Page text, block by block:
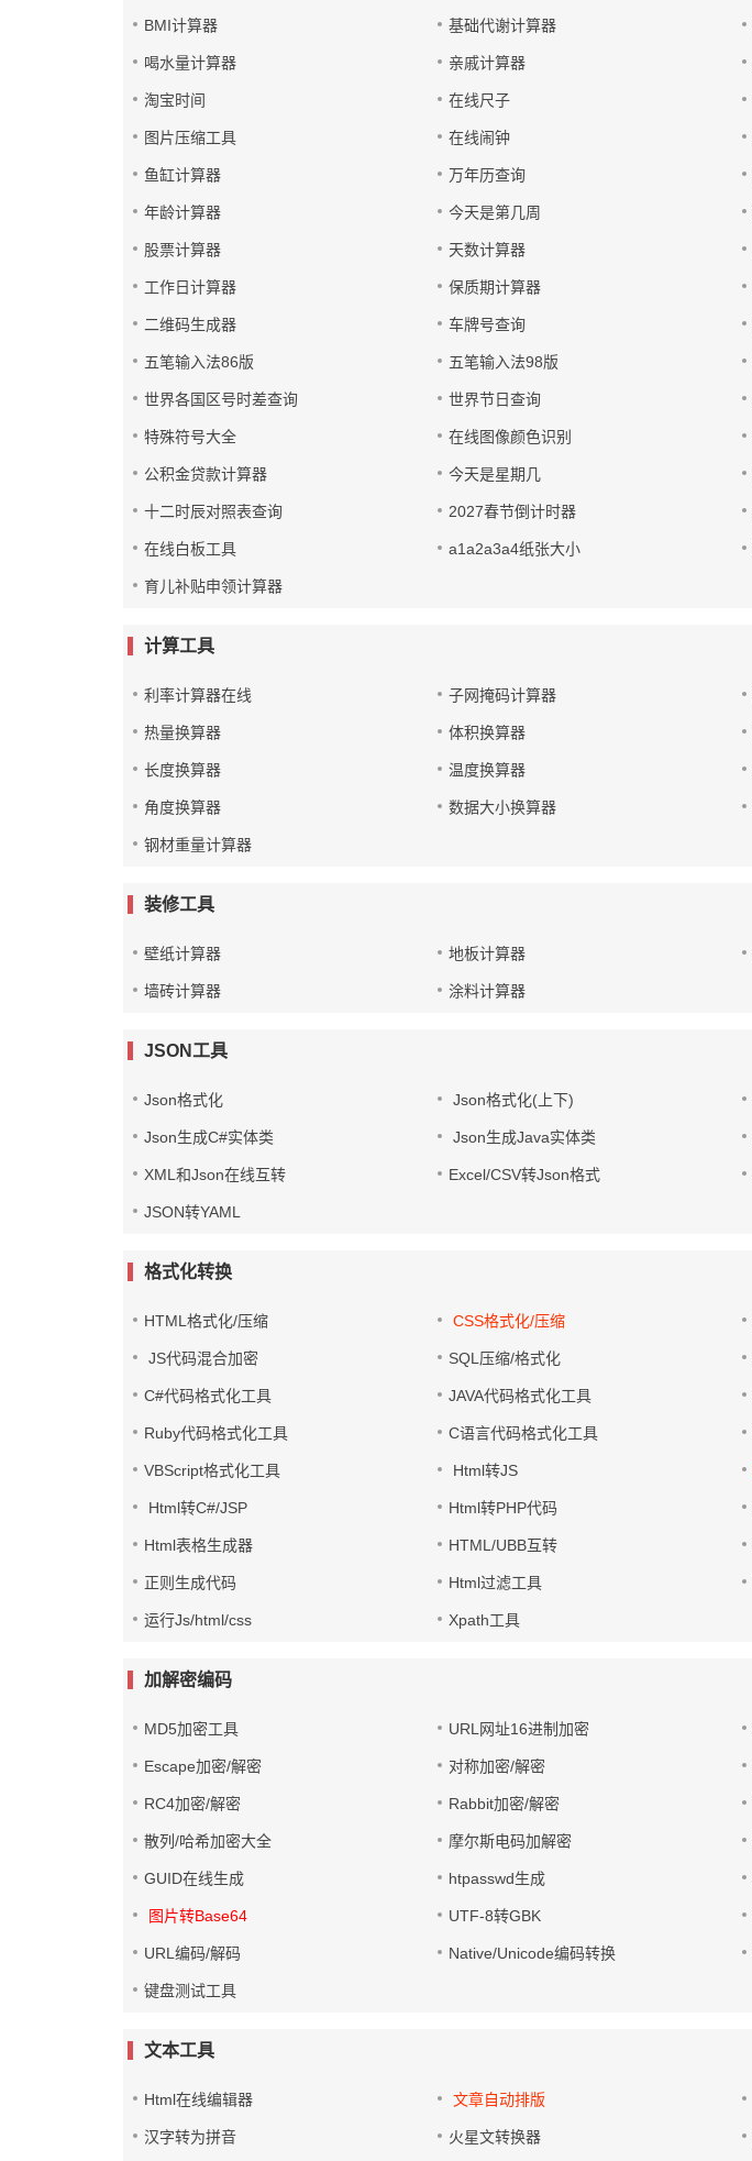
BMI计算器 基础代谢计算器
喝水量计算器 亲戚计算器
淘宝时间 在线尺子
图片压缩工具 在线闹钟
鱼缸计算器 万年历查询
年龄计算器 今天是第几周
股票计算器 天数计算器
工作日计算器 保质期计算器
二维码生成器 车牌号查询
五笔输入法86版 五笔输入法98版
世界各国区号时差查询 世界节日查询
特殊符号大全 在线图像颜色识别
公积金贷款计算器 今天是星期几
十二时辰对照表查询 2027春节倒计时器
在线白板工具 a1a2a3a4纸张大小
育儿补贴申领计算器
计算工具
利率计算器在线 子网掩码计算器
热量换算器 体积换算器
长度换算器 温度换算器
角度换算器 数据大小换算器
钢材重量计算器
装修工具
壁纸计算器 地板计算器
墙砖计算器 涂料计算器
JSON工具
Json格式化 Json格式化(上下)
Json生成C#实体类 Json生成Java实体类
XML和Json在线互转 Excel/CSV转Json格式
JSON转YAML
格式化转换
HTML格式化/压缩 CSS格式化/压缩
JS代码混合加密 SQL压缩/格式化
C#代码格式化工具 JAVA代码格式化工具
Ruby代码格式化工具 C语言代码格式化工具
VBScript格式化工具 Html转JS
Html转C#/JSP Html转PHP代码
Html表格生成器 HTML/UBB互转
正则生成代码 Html过滤工具
运行Js/html/css Xpath工具
加解密编码
MD5加密工具 URL网址16进制加密
Escape加密/解密 对称加密/解密
RC4加密/解密 Rabbit加密/解密
散列/哈希加密大全 摩尔斯电码加解密
GUID在线生成 htpasswd生成
图片转Base64 UTF-8转GBK
URL编码/解码 Native/Unicode编码转换
键盘测试工具
文本工具
Html在线编辑器 文章自动排版
汉字转为拼音 火星文转换器